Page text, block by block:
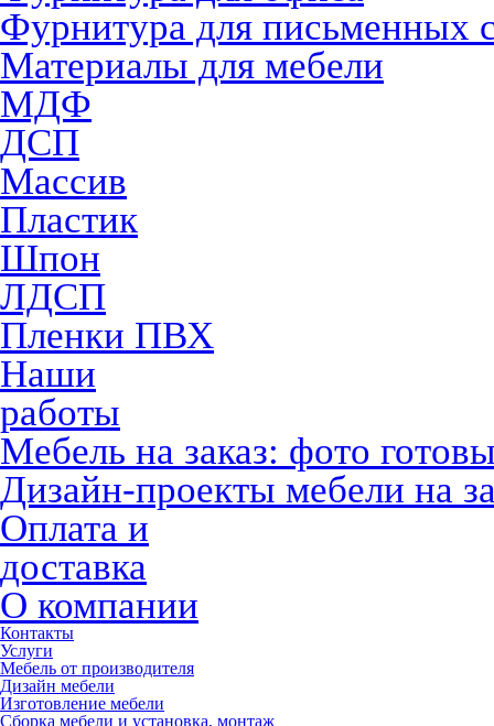
Фурнитура для письменных
Материалы для мебели
МДФ
ДСП
Массив
Пластик
Шпон
ЛДСП
Пленки ПВХ
Наши
работы
Мебель на заказ: фото
Дизайн-проекты мебели на
Оплата и
доставка
О компании
Контакты
Услуги
Мебель от производителя
Дизайн мебели
Изготовление мебели
Сборка мебели и установка, монтаж